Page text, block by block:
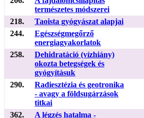
természetes módszerei
218. Taoista gyógyászat alapjai
244.
Egészségmegőrző
energiagyakorlatok
258.
Dehidratáció (vízhiány)
okozta betegségek és
gyógyításuk
290.
Radiesztézia és geotronika
- avagy a földsugárzások
titkai
362.
A légzés hatalma -